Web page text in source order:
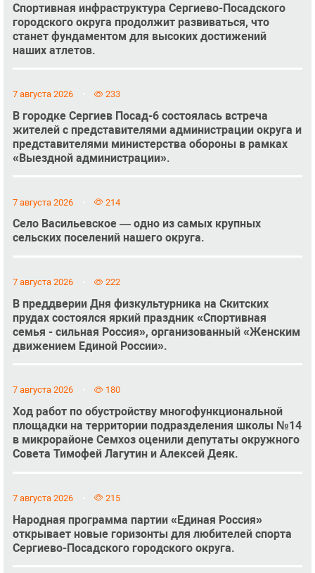
Спортивная инфраструктура Сергиево-Посадского
городского округа продолжит развиваться, что
станет фундаментом для высоких достижений
наших атлетов.
7 августа 2026 233
В городке Сергиев Посад-6 состоялась встреча
жителей с представителями администрации округа и
представителями министерства обороны в рамках
«Выездной администрации».
7 августа 2026 214
Село Васильевское — одно из самых крупных
сельских поселений нашего округа.
7 августа 2026 222
В преддверии Дня физкультурника на Скитских
прудах состоялся яркий праздник «Спортивная
семья - сильная Россия», организованный «Женским
движением Единой России».
7 августа 2026 180
Ход работ по обустройству многофункциональной
площадки на территории подразделения школы №14
в микрорайоне Семхоз оценили депутаты окружного
Совета Тимофей Лагутин и Алексей Деяк.
7 августа 2026 215
Народная программа партии «Единая Россия»
открывает новые горизонты для любителей спорта
Сергиево-Посадского городского округа.